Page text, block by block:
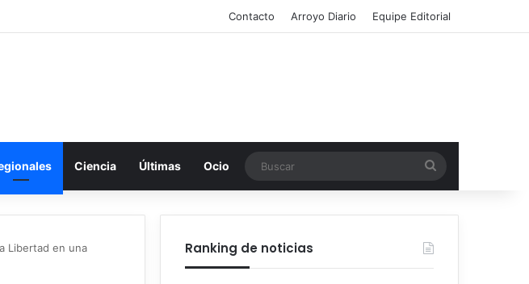
Contacto Arroyo Diario Equipe Editorial
Ciencia Últimas Ocio
Libertad en una
Ranking de noticias